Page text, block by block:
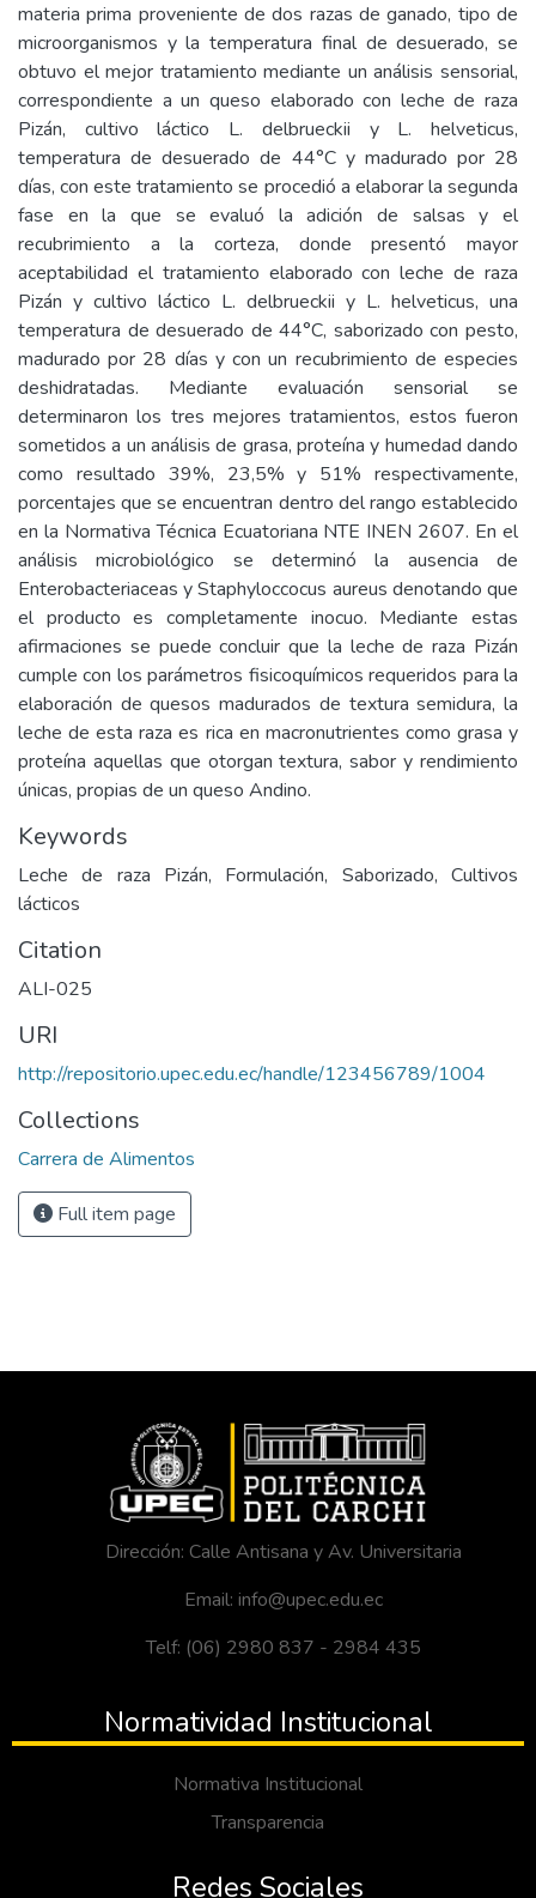
materia prima proveniente de dos razas de ganado, tipo de
microorganismos y la temperatura final de desuerado, se
obtuvo el mejor tratamiento mediante un análisis sensorial,
correspondiente a un queso elaborado con leche de raza
Pizán, cultivo láctico L. delbrueckii y L. helveticus,
temperatura de desuerado de 44°C y madurado por 28
días, con este tratamiento se procedió a elaborar la segunda
fase en la que se evaluó la adición de salsas y el
recubrimiento a la corteza, donde presentó mayor
aceptabilidad el tratamiento elaborado con leche de raza
Pizán y cultivo láctico L. delbrueckii y L. helveticus, una
temperatura de desuerado de 44°C, saborizado con pesto,
madurado por 28 días y con un recubrimiento de especies
deshidratadas. Mediante evaluación sensorial se
determinaron los tres mejores tratamientos, estos fueron
sometidos a un análisis de grasa, proteína y humedad dando
como resultado 39%, 23,5% y 51% respectivamente,
porcentajes que se encuentran dentro del rango establecido
en la Normativa Técnica Ecuatoriana NTE INEN 2607. En el
análisis microbiológico se determinó la ausencia de
Enterobacteriaceas y Staphyloccocus aureus denotando que
el producto es completamente inocuo. Mediante estas
afirmaciones se puede concluir que la leche de raza Pizán
cumple con los parámetros fisicoquímicos requeridos para la
elaboración de quesos madurados de textura semidura, la
leche de esta raza es rica en macronutrientes como grasa y
proteína aquellas que otorgan textura, sabor y rendimiento
únicas, propias de un queso Andino.
Keywords
Leche de raza Pizán, Formulación, Saborizado, Cultivos
lácticos
Citation
ALI-025
URI
http://repositorio.upec.edu.ec/handle/123456789/1004
Collections
Carrera de Alimentos
Full item page
Dirección: Calle Antisana y Av. Universitaria
Email: info@upec.edu.ec
Telf: (06) 2980 837 - 2984 435
Normatividad Institucional
Normativa Institucional
Transparencia
Redes Sociales